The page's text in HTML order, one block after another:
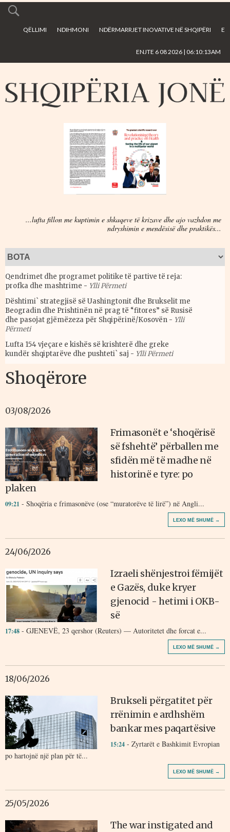
main
QËLLIMI NDIHMONI NDËRMARRJET INOVATIVE NË SHQIPËRI E
ENJTE 6 08 2026 | 06:10:13AM
...lufta fillon me kuptimin e shkaqeve të krizave dhe ajo vazhdon me
ndryshimin e mendësisë dhe praktikës...
Qendrimet dhe programet politike të partive të reja:
profka dhe mashtrime - Ylli Përmeti
Dështimi` strategjisë së Uashingtonit dhe Brukselit me
Beogradin dhe Prishtinën në prag të “fitores” së Rusisë
dhe pasojat gjëmëzeza për Shqipërinë/Kosovën - Ylli
Përmeti
Lufta 154 vjeçare e kishës së krishterë dhe greke
kundër shqiptarëve dhe pushteti` saj - Ylli Përmeti
Shoqërore
03/08/2026
Frimasonët e ‘shoqërisë
së fshehtë’ përballen me
sfidën më të madhe në
historinë e tyre: po
plaken
09:21 - Shoqëria e frimasonëve (ose “muratorëve të lirë”) në Angli...
LEXO MË SHUMË →
24/06/2026
Izraeli shënjestroi fëmijët
e Gazës, duke kryer
gjenocid - hetimi i OKB-
së
17:48 - GJENEVË, 23 qershor (Reuters) — Autoritetet dhe forcat e...
LEXO MË SHUMË →
18/06/2026
Brukseli përgatitet për
rrënimin e ardhshëm
bankar mes paqartësive
15:24 - Zyrtarët e Bashkimit Evropian
po hartojnë një plan për të...
LEXO MË SHUMË →
25/05/2026
The war instigated and